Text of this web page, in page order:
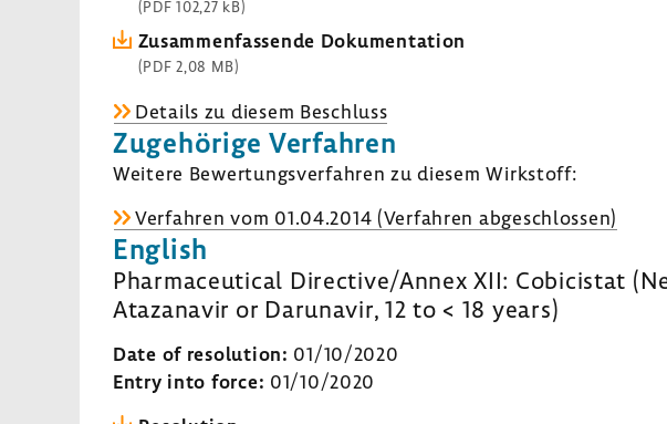
(PDF 102,27 kB)
Zusam­men­fas­sende Doku­men­ta­tion
(PDF 2,08 MB)
Details zu diesem Beschluss
Zuge­hö­rige Verfahren
Weitere Bewer­tungs­ver­fahren zu diesem Wirk­stoff:
Verfahren vom 01.04.2014 (Verfahren abge­schlossen)
English
Pharmaceutical Directive/Annex XII: Cobicistat
Atazanavir or Darunavir, 12 to < 18 years)
Date of resolution: 01/10/2020
Entry into force: 01/10/2020